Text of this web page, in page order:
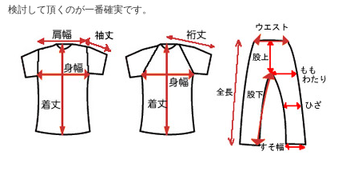
検討して頂くのが一番確実です。